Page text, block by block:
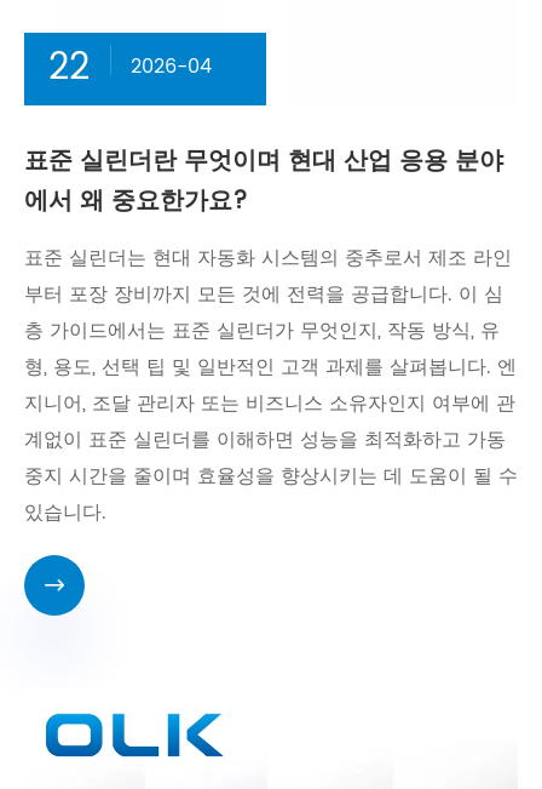
22 2026-04
표준 실린더란 무엇이며 현대 산업 응용 분야
에서 왜 중요한가요?
​표준 실린더는 현대 자동화 시스템의 중추로서 제조 라인
부터 포장 장비까지 모든 것에 전력을 공급합니다. 이 심
층 가이드에서는 표준 실린더가 무엇인지, 작동 방식, 유
형, 용도, 선택 팁 및 일반적인 고객 과제를 살펴봅니다. 엔
지니어, 조달 관리자 또는 비즈니스 소유자인지 여부에 관
계없이 표준 실린더를 이해하면 성능을 최적화하고 가동
중지 시간을 줄이며 효율성을 향상시키는 데 도움이 될 수
있습니다.
